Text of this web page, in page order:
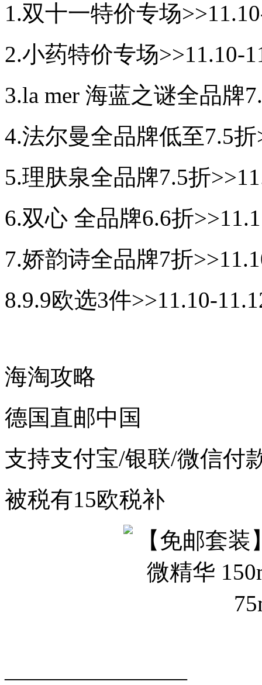
1.双十一特价专场
2.小药特价专场>>11.10-
3.la mer 海蓝之谜全品牌
4.法尔曼全品牌低至7.5折
5.理肤泉全品牌7.5折
6.双心 全品牌6.6折
7.娇韵诗全品牌7折
8.9.9欧选3件>>11.10-
海淘攻略
德国直邮中国
支持支付宝/银联/微信付
被税有15欧税补
————————